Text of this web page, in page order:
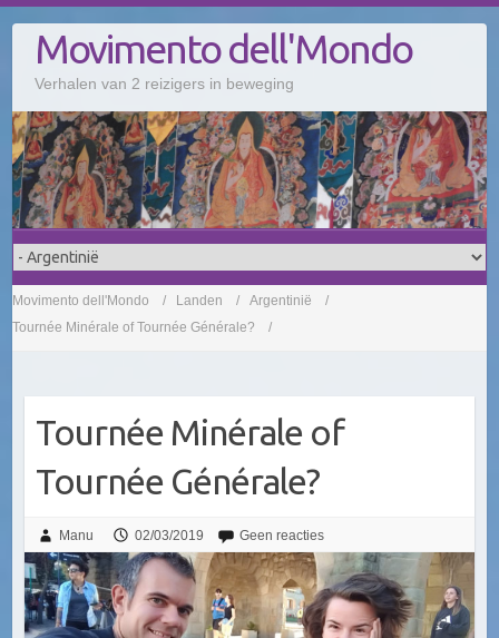
Movimento dell'Mondo
Verhalen van 2 reizigers in beweging
Movimento dell'Mondo Landen
Argentinië
Tournée Minérale of Tournée Générale?
Tournée Minérale of
Tournée Générale?
Manu 02/03/2019 Geen reacties